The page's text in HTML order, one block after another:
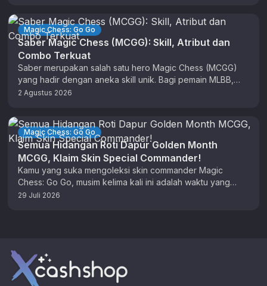
Magic Chess: Go Go
Saber Magic Chess (MCGG): Skill, Atribut dan
Combo Terkuat
Saber merupakan salah satu hero Magic Chess (MCGG)
yang hadir dengan aneka skill unik. Bagi pemain MLBB,
anda sudah tidak …
2 Agustus 2026
Magic Chess: Go Go
Semua Hidangan Roti Dapur Golden Month
MCGG, Klaim Skin Special Commander!
Kamu yang suka mengoleksi skin commander Magic
Chess: Go Go, musim kelima kali ini adalah waktu yang
tepat untuk berburu …
29 Juli 2026